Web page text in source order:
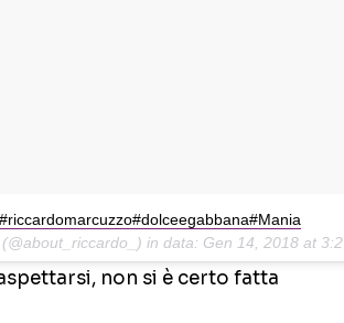
(@about_riccardo_) in data: Gen 14, 2018 at 3:26 PST
non si è certo fatta